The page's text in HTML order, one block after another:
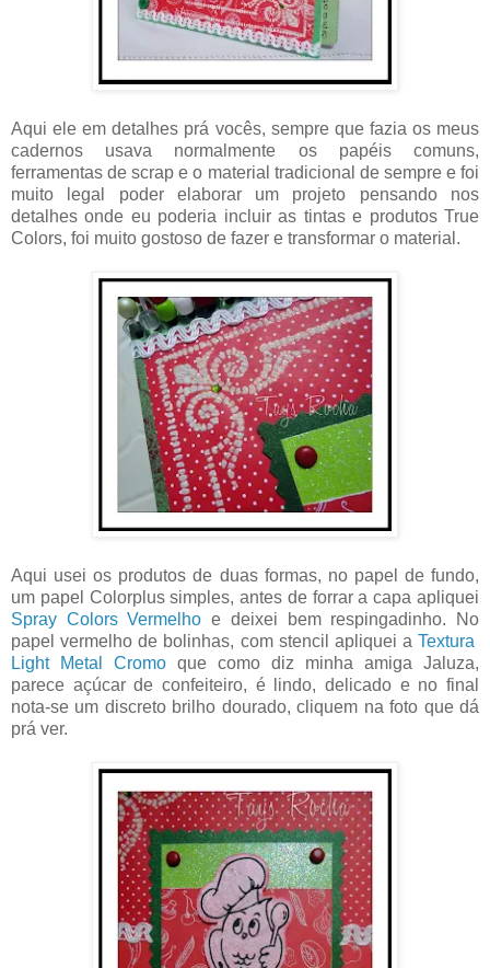
Aqui ele em detalhes prá vocês, sempre que fazia os meus
cadernos usava normalmente os papéis comuns,
ferramentas de scrap e o material tradicional de sempre e foi
muito legal poder elaborar um projeto pensando nos
detalhes onde eu poderia incluir as tintas e produtos True
Colors, foi muito gostoso de fazer e transformar o material.
Aqui usei os produtos de duas formas, no papel de fundo,
um papel Colorplus simples, antes de forrar a capa apliquei
Spray Colors Vermelho e deixei bem respingadinho. No
papel vermelho de bolinhas, com stencil apliquei a Textura
Light Metal Cromo que como diz minha amiga Jaluza,
parece açúcar de confeiteiro, é lindo, delicado e no final
nota-se um discreto brilho dourado, cliquem na foto que dá
prá ver.